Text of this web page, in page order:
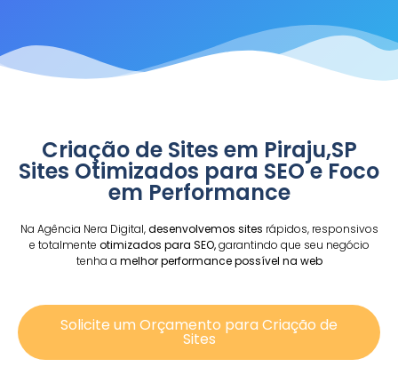
Criação de Sites em Piraju,SP
Sites Otimizados para SEO e Foco
em Performance
Na Agência Nera Digital,desenvolvemos sites rápidos, responsivos
e totalmente otimizados para SEO,garantindo que seu negócio
tenha a melhor performance possível na web
Solicite um Orçamento para Criação de
Sites